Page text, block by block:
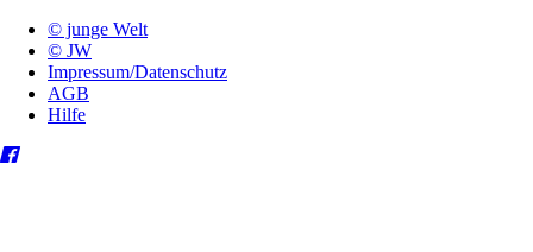
© junge Welt
© JW
Impressum/Datenschutz
AGB
Hilfe